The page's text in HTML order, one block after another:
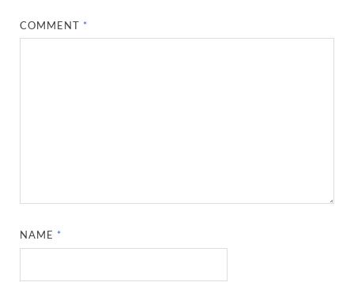
COMMENT *
NAME *